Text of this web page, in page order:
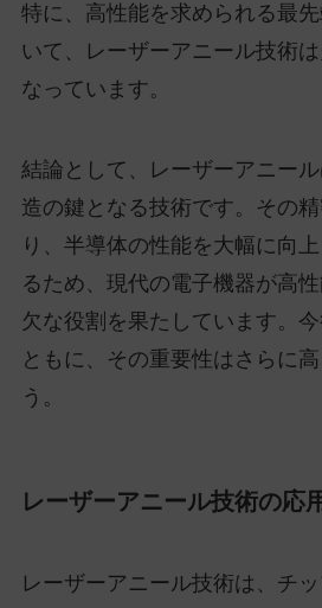
特に、高性能を求められる最
いて、レーザーアニール技術
なっています。
結論として、レーザーアニー
造の鍵となる技術です。その
り、半導体の性能を大幅に向
るため、現代の電子機器が高
欠な役割を果たしています。
ともに、その重要性はさらに
う。
レーザーアニール技術の応
レーザーアニール技術は、チ